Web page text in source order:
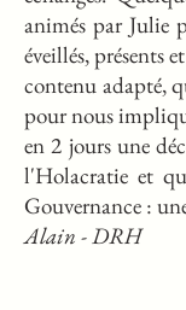
animés par Julie
éveillés, présents
contenu adapté,
pour nous
en 2 jours une
l'Holacratie et
Gouvernance :
Alain - DRH